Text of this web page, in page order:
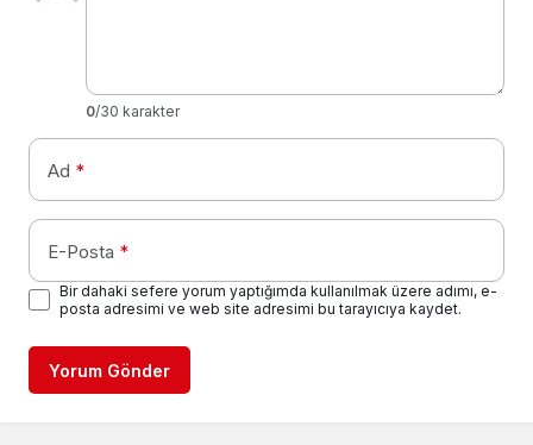
0/30 karakter
Ad *
E-Posta *
Bir dahaki sefere yorum yaptığımda kullanılmak üzere adımı, e-
posta adresimi ve web site adresimi bu tarayıcıya kaydet.
Yorum Gönder